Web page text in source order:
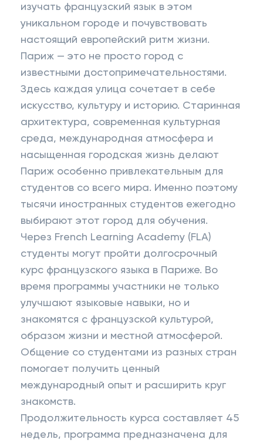
изучать французский язык в этом
уникальном городе и почувствовать
настоящий европейский ритм жизни.
Париж — это не просто город с
известными достопримечательностями.
Здесь каждая улица сочетает в себе
искусство, культуру и историю. Старинная
архитектура, современная культурная
среда, международная атмосфера и
насыщенная городская жизнь делают
Париж особенно привлекательным для
студентов со всего мира. Именно поэтому
тысячи иностранных студентов ежегодно
выбирают этот город для обучения.
Через French Learning Academy (FLA)
студенты могут пройти долгосрочный
курс французского языка в Париже. Во
время программы участники не только
улучшают языковые навыки, но и
знакомятся с французской культурой,
образом жизни и местной атмосферой.
Общение со студентами из разных стран
помогает получить ценный
международный опыт и расширить круг
знакомств.
Продолжительность курса составляет 45
недель, программа предназначена для